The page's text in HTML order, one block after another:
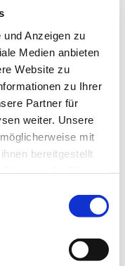
Anzeigen zu
Medien anbieten
Website zu
zu Ihrer
Partner für
weiter. Unsere
mit
bereitgestellt
auch